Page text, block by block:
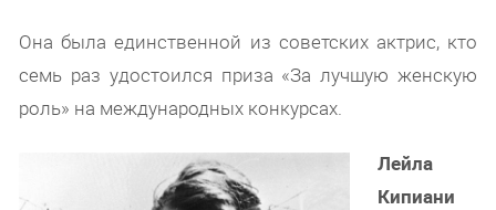
Она была единственной из советских актрис, кто
семь раз удостоился приза «За лучшую женскую
роль» на международных конкурсах.
Лейла
Кипиани